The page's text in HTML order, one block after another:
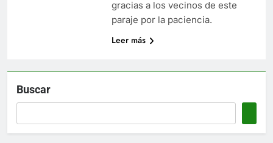
gracias a los vecinos de este
paraje por la paciencia.
Leer más
Buscar